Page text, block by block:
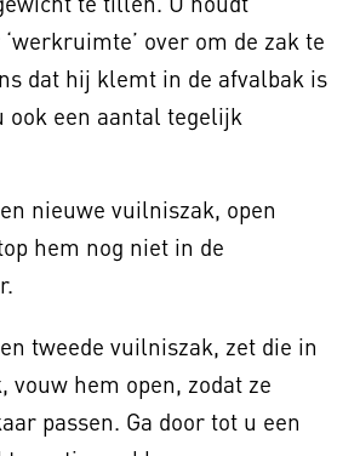
over om de zak te
dat hij klemt in de afvalbak is
ook een aantal tegelijk
nieuwe vuilniszak, open
hem nog niet in de
tweede vuilniszak, zet die in
vouw hem open, zodat ze
passen. Ga door tot u een